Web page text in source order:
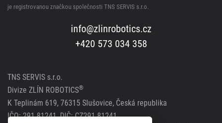
je registrovanou značkou společnosti TNS SERVIS s.r.o.
info@zlinrobotics.cz
+420 573 034 358
TNS SERVIS s.r.o.
Divize ZLÍN ROBOTICS®
K Teplinám 619, 76315 Slušovice, Česká republika
IČO: 291 81241, DIČ: CZ291 81241